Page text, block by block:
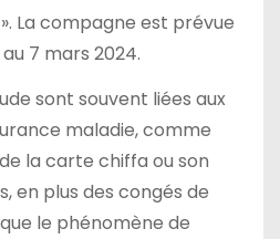
La compagne est prévue
7 mars 2024.
sont souvent liées aux
maladie, comme
la carte chiffa ou son
en plus des congés de
le phénomène de